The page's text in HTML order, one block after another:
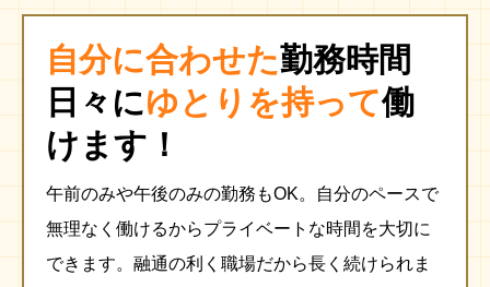
自分に合わせた勤務時間
日々にゆとりを持って働
けます！
午前のみや午後のみの勤務もOK。
自分のペースで
無理なく働けるからプライベートな時間を大切に
できます。 融通の利く職場だから長く続けられま